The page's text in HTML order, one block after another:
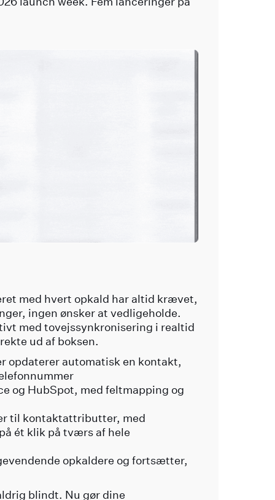
med hvert opkald har altid krævet,
ingen ønsker at vedligeholde.
med tovejssynkronisering i realtid
ud af boksen.
opdaterer automatisk en kontakt,
og HubSpot, med feltmapping og
til kontaktattributter, med
ét klik på tværs af hele
opkaldere og fortsætter,
blindt. Nu gør dine